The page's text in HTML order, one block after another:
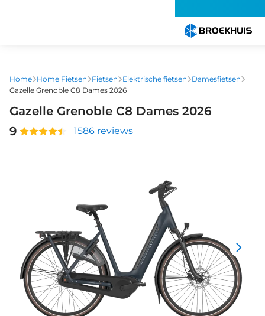
gaan
Home Home Fietsen Fietsen Elektrische fietsen
Damesfietsen
Gazelle Grenoble C8 Dames 2026
Gazelle Grenoble C8 Dames 2026
9
1586 reviews